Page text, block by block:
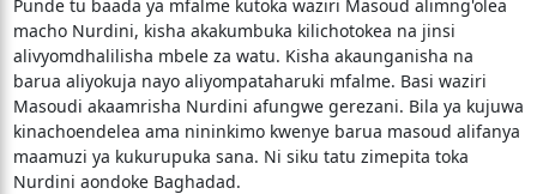
Punde tu baada ya mfalme kutoka waziri Masoud alimng'olea
macho Nurdini, kisha akakumbuka kilichotokea na jinsi
alivyomdhalilisha mbele za watu. Kisha akaunganisha na
barua aliyokuja nayo aliyompataharuki mfalme. Basi waziri
Masoudi akaamrisha Nurdini afungwe gerezani. Bila ya kujuwa
kinachoendelea ama nininkimo kwenye barua masoud alifanya
maamuzi ya kukurupuka sana. Ni siku tatu zimepita toka
Nurdini aondoke Baghadad.